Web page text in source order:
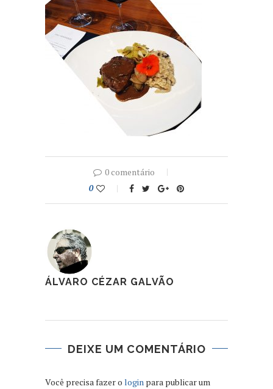
0 comentário
0
ÁLVARO CÉZAR GALVÃO
DEIXE UM COMENTÁRIO
Você precisa fazer o login para publicar um